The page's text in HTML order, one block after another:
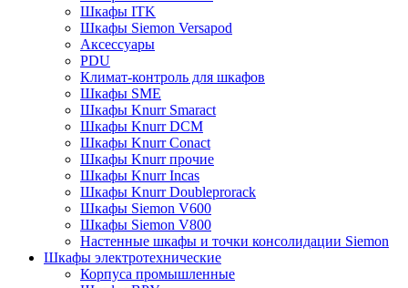
Шкафы ITK
Шкафы Siemon Versapod
Аксессуары
PDU
Климат-контроль для шкафов
Шкафы SME
Шкафы Knurr Smaract
Шкафы Knurr DCM
Шкафы Knurr Conact
Шкафы Knurr прочие
Шкафы Knurr Incas
Шкафы Knurr Doubleprorack
Шкафы Siemon V600
Шкафы Siemon V800
Настенные шкафы и точки консолидации Siemon
Шкафы электротехнические
Корпуса промышленные